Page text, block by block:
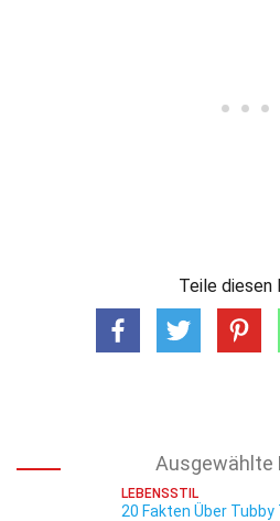
Teile diesen
Ausgewählte
LEBENSSTIL
20 Fakten Über Tubby